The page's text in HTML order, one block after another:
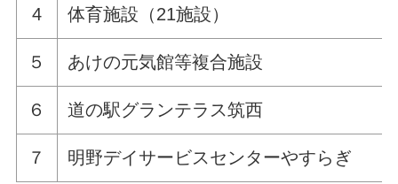
4 体育施設（21施設）
５ あけの元気館等複合施設
６ 道の駅グランテラス筑西
７ 明野デイサービスセンターやすらぎ